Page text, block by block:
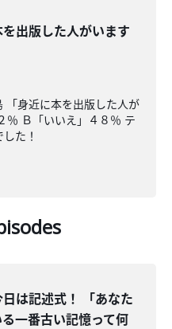
を出版した人がいます
「身近に本を出版した人が
Ｂ「いいえ」４８％ テ
た！
は記述式！ 「あなた
一番古い記憶って何